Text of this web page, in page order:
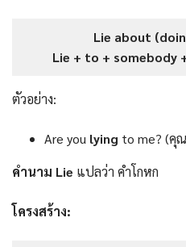
Lie about
Lie + to + somebody
ตัวอย่าง:
Are you lying to me? (คุ
คำนาม Lie แปลว่า คำโกหก
โครงสร้าง: